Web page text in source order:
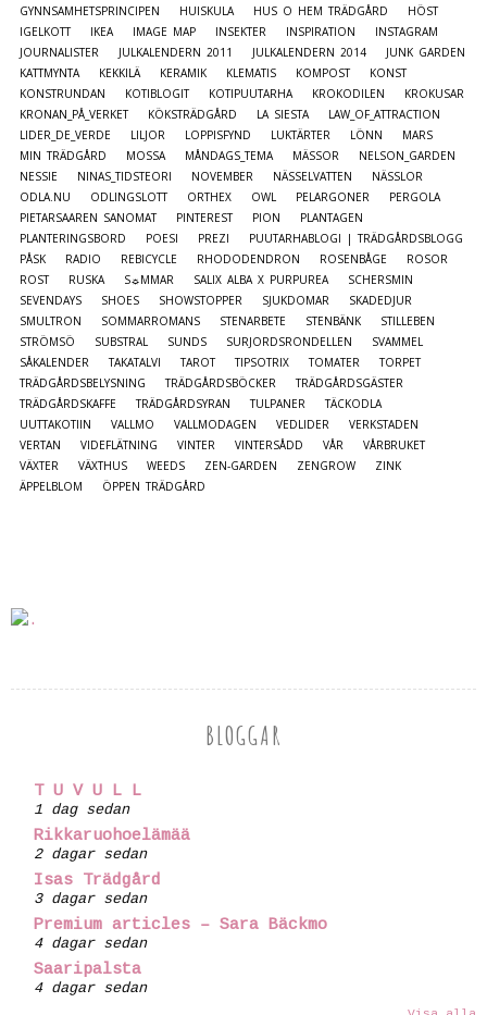
GYNNSAMHETSPRINCIPEN
HUISKULA HUS O HEM TRÄDGÅRD
HÖST
IGELKOTT
IKEA IMAGE MAP INSEKTER INSPIRATION
INSTAGRAM
JOURNALISTER
JULKALENDERN 2011 JULKALENDERN 2014
JUNK GARDEN
KATTMYNTA
KEKKILÄ KERAMIK KLEMATIS KOMPOST
KONST
KONSTRUNDAN
KOTIBLOGIT KOTIPUUTARHA KROKODILEN
KROKUSAR
KRONAN_PÅ_VERKET
KÖKSTRÄDGÅRD LA SIESTA
LAW_OF_ATTRACTION
LIDER_DE_VERDE
LILJOR LOPPISFYND LUKTÄRTER LÖNN
MARS
MIN TRÄDGÅRD
MOSSA MÅNDAGS_TEMA MÄSSOR
NELSON_GARDEN
NESSIE
NINAS_TIDSTEORI NOVEMBER NÄSSELVATTEN
NÄSSLOR
ODLA.NU
ODLINGSLOTT ORTHEX OWL PELARGONER
PERGOLA
PIETARSAAREN SANOMAT
PINTEREST PION
PLANTAGEN
PLANTERINGSBORD
POESI PREZI
PUUTARHABLOGI | TRÄDGÅRDSBLOGG
PÅSK
RADIO REBICYCLE RHODODENDRON ROSENBÅGE
ROSOR
ROST
RUSKA S☼MMAR SALIX ALBA X PURPUREA
SCHERSMIN
SEVENDAYS
SHOES SHOWSTOPPER SJUKDOMAR
SKADEDJUR
SMULTRON
SOMMARROMANS STENARBETE STENBÄNK
STILLEBEN
STRÖMSÖ
SUBSTRAL SUNDS SURJORDSRONDELLEN
SVAMMEL
SÅKALENDER
TAKATALVI TAROT TIPSOTRIX TOMATER
TORPET
TRÄDGÅRDSBELYSNING
TRÄDGÅRDSBÖCKER
TRÄDGÅRDSGÄSTER
TRÄDGÅRDSKAFFE
TRÄDGÅRDSYRAN TULPANER
TÄCKODLA
UUTTAKOTIIN
VALLMO VALLMODAGEN VEDLIDER
VERKSTADEN
VERTAN
VIDEFLÄTNING VINTER VINTERSÅDD VÅR
VÅRBRUKET
VÄXTER
VÄXTHUS WEEDS ZEN-GARDEN ZENGROW
ZINK
ÄPPELBLOM
ÖPPEN TRÄDGÅRD
BLOGGAR
T U V U L L
1 dag sedan
Rikkaruohoelämää
2 dagar sedan
Isas Trädgård
3 dagar sedan
Premium articles – Sara Bäckmo
4 dagar sedan
Saaripalsta
4 dagar sedan